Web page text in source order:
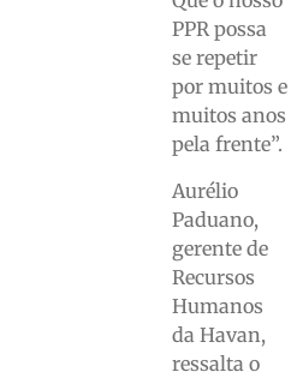
PPR possa
se repetir
por muitos e
muitos anos
pela frente”.
Aurélio
Paduano,
gerente de
Recursos
Humanos
da Havan,
ressalta o